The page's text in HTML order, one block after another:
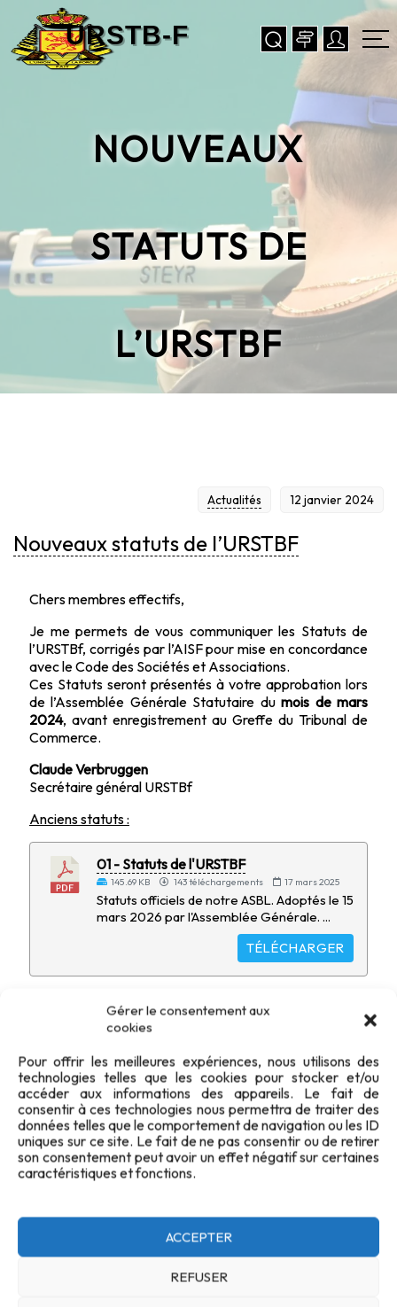
Gérer le consentement aux
cookies
Pour offrir les meilleures expériences, nous utilisons des
technologies telles que les cookies pour stocker et/ou
accéder aux informations des appareils. Le fait de
consentir à ces technologies nous permettra de traiter des
données telles que le comportement de navigation ou les ID
uniques sur ce site. Le fait de ne pas consentir ou de retirer
son consentement peut avoir un effet négatif sur certaines
caractéristiques et fonctions.
ACCEPTER
REFUSER
NOUVEAUX
STATUTS DE
L’URSTBF
12 janvier 2024
Actualités
Nouveaux statuts de l’URSTBF
Chers membres effectifs,
Je me permets de vous communiquer les Statuts de
l’URSTBf, corrigés par l’AISF pour mise en concordance
avec le Code des Sociétés et Associations.
Ces Statuts seront présentés à votre approbation lors
de l’Assemblée Générale Statutaire dumois de mars
2024, avant enregistrement au Greffe du Tribunal de
Commerce.
Claude Verbruggen
Secrétaire général URSTBf
Anciens statuts :
01 - Statuts de l'URSTBF
145.69 KB 143 téléchargements 17 mars 2025
Statuts officiels de notre ASBL. Adoptés le 15
mars 2026 par l'Assemblée Générale. ...
TÉLÉCHARGER